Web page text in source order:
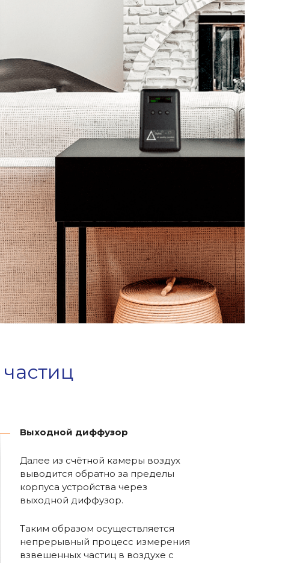
Выходной диффузор
Далее из счётной камеры воздух
выводится обратно за пределы
корпуса устройства через
выходной диффузор.
Таким образом осуществляется
непрерывный процесс измерения
взвешенных частиц в воздухе с